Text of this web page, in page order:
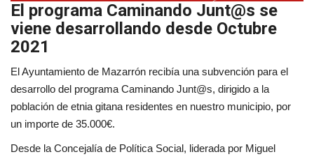
El programa Caminando Junt@s se
viene desarrollando desde Octubre
2021
El Ayuntamiento de Mazarrón recibía una subvención para el
desarrollo del programa Caminando Junt@s, dirigido a la
población de etnia gitana residentes en nuestro municipio, por
un importe de 35.000€.
Desde la Concejalía de Política Social, liderada por Miguel